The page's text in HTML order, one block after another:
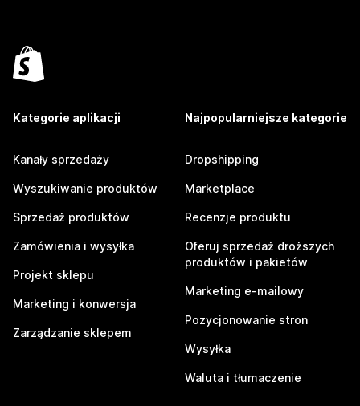
Kategorie aplikacji
Kanały sprzedaży
Wyszukiwanie produktów
Sprzedaż produktów
Zamówienia i wysyłka
Projekt sklepu
Marketing i konwersja
Zarządzanie sklepem
Najpopularniejsze kategorie
Dropshipping
Marketplace
Recenzje produktu
Oferuj sprzedaż droższych
produktów i pakietów
Marketing e-mailowy
Pozycjonowanie stron
Wysyłka
Waluta i tłumaczenie